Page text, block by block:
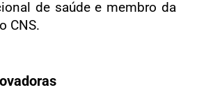
de saúde e membro da
CNS.